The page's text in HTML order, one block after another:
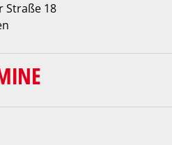
Straße 18